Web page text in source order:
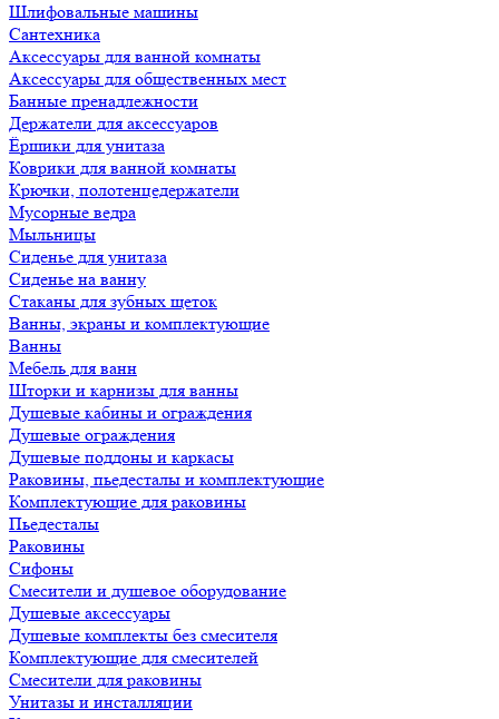
Шлифовальные машины
Сантехника
Аксессуары для ванной комнаты
Аксессуары для общественных мест
Банные пренадлежности
Держатели для аксессуаров
Ёршики для унитаза
Коврики для ванной комнаты
Крючки, полотенцедержатели
Мусорные ведра
Мыльницы
Сиденье для унитаза
Сиденье на ванну
Стаканы для зубных щеток
Ванны, экраны и комплектующие
Ванны
Мебель для ванн
Шторки и карнизы для ванны
Душевые кабины и ограждения
Душевые ограждения
Душевые поддоны и каркасы
Раковины, пьедесталы и комплектующие
Комплектующие для раковины
Пьедесталы
Раковины
Сифоны
Смесители и душевое оборудование
Душевые аксессуары
Душевые комплекты без смесителя
Комплектующие для смесителей
Смесители для раковины
Унитазы и инсталляции